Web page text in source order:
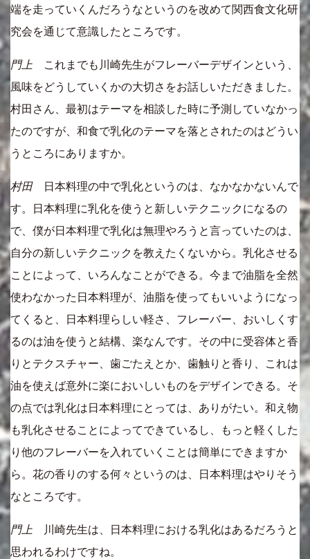
端を走っていくんだろうなというのを改めて関西食文化研
究会を通じて意識したところです。
門上 これまでも川崎先生がフレーバーデザインという、
風味をどうしていくかの大切さをお話しいただきました。
村田さん、最初はテーマを相談した時に予測していなかっ
たのですが、和食で乳化のテーマを落とされたのはどうい
うところにありますか。
村田日本料理の中で乳化というのは、なかなかないんで
す。日本料理に乳化を使うと新しいテクニックになるの
で、僕が日本料理で乳化は無理やろうと言っていたのは、
自分の新しいテクニックを教えたくないから。乳化させる
ことによって、いろんなことができる。今まで油脂を全然
使わなかった日本料理が、油脂を使ってもいいようになっ
てくると、日本料理らしい軽さ、フレーバー、おいしくす
るのは油を使うと結構、楽なんです。その中に受容体と香
りとテクスチャー、歯ごたえとか、歯触りと香り、これは
油を使えば意外に楽においしいものをデザインできる。そ
の点では乳化は日本料理にとっては、ありがたい。和え物
も乳化させることによってできているし、もっと軽くした
り他のフレーバーを入れていくことは簡単にできますか
ら。花の香りのする何々というのは、日本料理はやりそう
なところです。
門上 川崎先生は、日本料理における乳化はあるだろうと
思われるわけですね。